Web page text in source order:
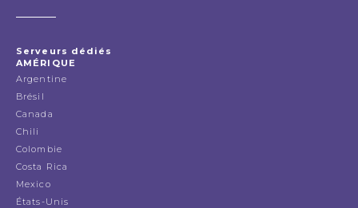
Serveurs dédiés
AMÉRIQUE
Argentine
Brésil
Canada
Chili
Colombie
Costa Rica
Mexico
États-Unis